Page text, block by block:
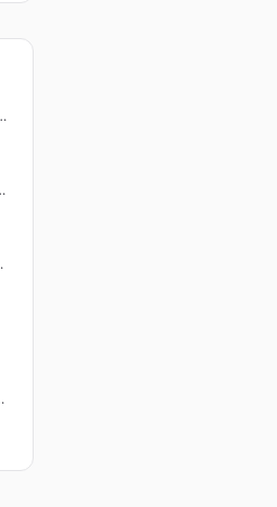
Translation)
Town) (Romanized)
Sub : Till Part.1)